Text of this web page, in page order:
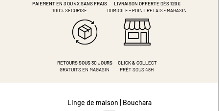
PAIEMENT EN 3 OU 4XSANS FRAIS
100% SÉCURISÉ
LIVRAISON OFFERTE DÈS 120€
DOMICILE - POINT RELAIS - MAGASIN
RETOURS SOUS 30 JOURS
GRATUITS EN MAGASIN
CLICK & COLLECT
PRÊT SOUS 48H
Linge de maison | Bouchara